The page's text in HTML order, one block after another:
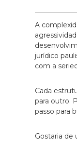
A
jurídico
com a
Cada
para outro.
passo para
Gostaria de